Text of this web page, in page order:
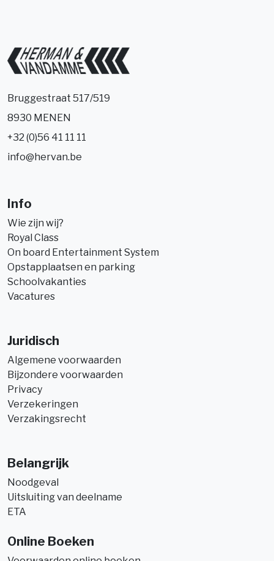
Bruggestraat 517/519
8930 MENEN
+32 (0)56 41 11 11
info@hervan.be
Info
Wie zijn wij?
Royal Class
On board Entertainment System
Opstapplaatsen en parking
Schoolvakanties
Vacatures
Juridisch
Algemene voorwaarden
Bijzondere voorwaarden
Privacy
Verzekeringen
Verzakingsrecht
Belangrijk
Noodgeval
Uitsluiting van deelname
ETA
Online Boeken